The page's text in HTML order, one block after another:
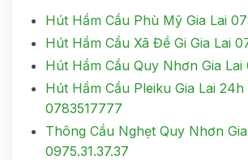
Hút Hầm Cầu Phù Mỹ Gia Lai
Hút Hầm Cầu Xã Đề Gi Gia Lai
Hút Hầm Cầu Quy Nhơn Gia Lai
Hút Hầm Cầu Pleiku Gia Lai 24h
0783517777
Thông Cầu Nghẹt Quy Nhơn Gia
0975.31.37.37